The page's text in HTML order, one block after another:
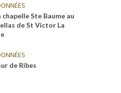
chapelle Ste Baume au
de St Victor La
de Ribes